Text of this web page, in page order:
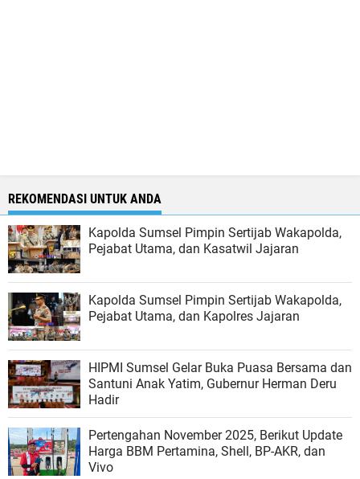
REKOMENDASI UNTUK ANDA
Kapolda Sumsel Pimpin Sertijab Wakapolda,
Pejabat Utama, dan Kasatwil Jajaran
Kapolda Sumsel Pimpin Sertijab Wakapolda,
Pejabat Utama, dan Kapolres Jajaran
HIPMI Sumsel Gelar Buka Puasa Bersama dan
Santuni Anak Yatim, Gubernur Herman Deru
Hadir
Pertengahan November 2025, Berikut Update
Harga BBM Pertamina, Shell, BP-AKR, dan
Vivo